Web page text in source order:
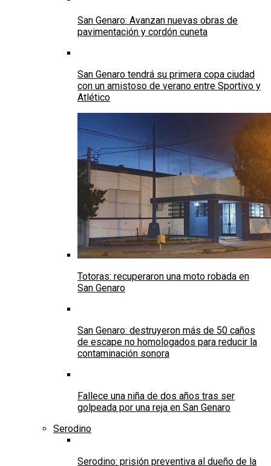
San Genaro: Avanzan nuevas obras de
pavimentación y cordón cuneta
San Genaro tendrá su primera copa ciudad
con un amistoso de verano entre Sportivo y
Atlético
Totoras: recuperaron una moto robada en
San Genaro
San Genaro: destruyeron más de 50 caños
de escape no homologados para reducir la
contaminación sonora
Fallece una niña de dos años tras ser
golpeada por una reja en San Genaro
Serodino
Serodino: prisión preventiva al dueño de la